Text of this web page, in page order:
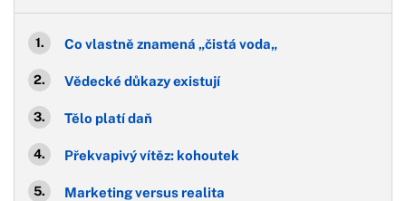
Co vlastně znamená „čistá voda„
Vědecké důkazy existují
Tělo platí daň
Překvapivý vítěz: kohoutek
Marketing versus realita